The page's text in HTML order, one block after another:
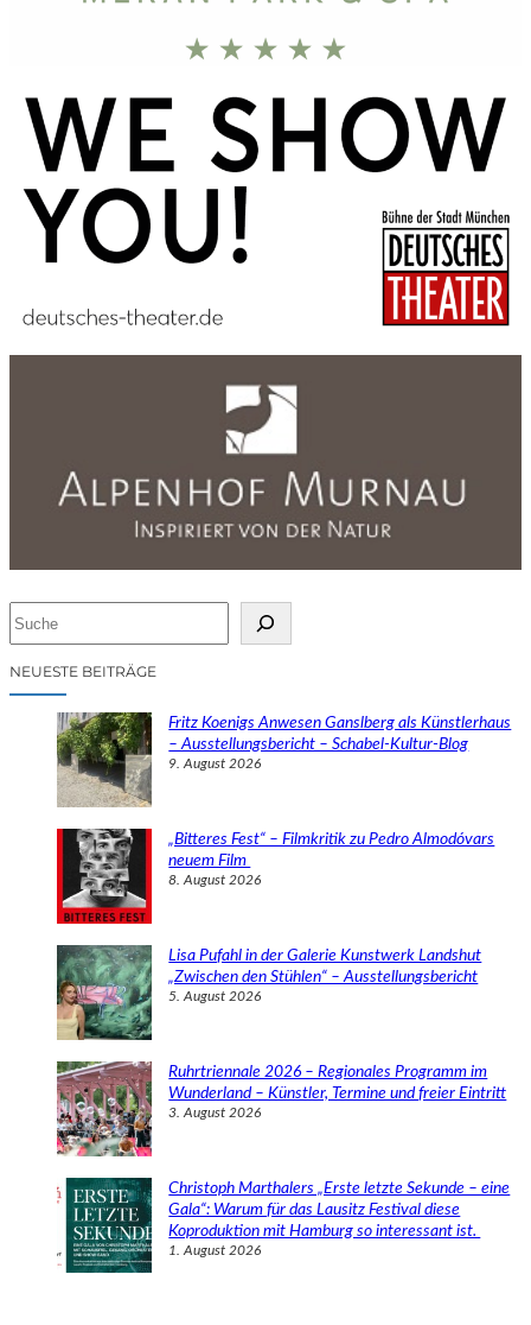
cNEUESTE BEITRÄGE
Fritz Koenigs Anwesen Ganslberg als Künstlerhaus
– Ausstellungsbericht – Schabel-Kultur-Blog
9. August 2026
„Bitteres Fest“ – Filmkritik zu Pedro Almodóvars
neuem Film
8. August 2026
Lisa Pufahl in der Galerie Kunstwerk Landshut
„Zwischen den Stühlen“ – Ausstellungsbericht
5. August 2026
Ruhrtriennale 2026 – Regionales Programm im
Wunderland – Künstler, Termine und freier Eintritt
3. August 2026
Christoph Marthalers „Erste letzte Sekunde – eine
Gala“: Warum für das Lausitz Festival diese
Koproduktion mit Hamburg so interessant ist.
1. August 2026